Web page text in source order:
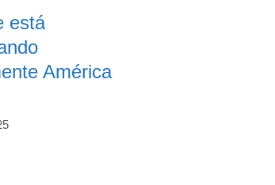
está
América